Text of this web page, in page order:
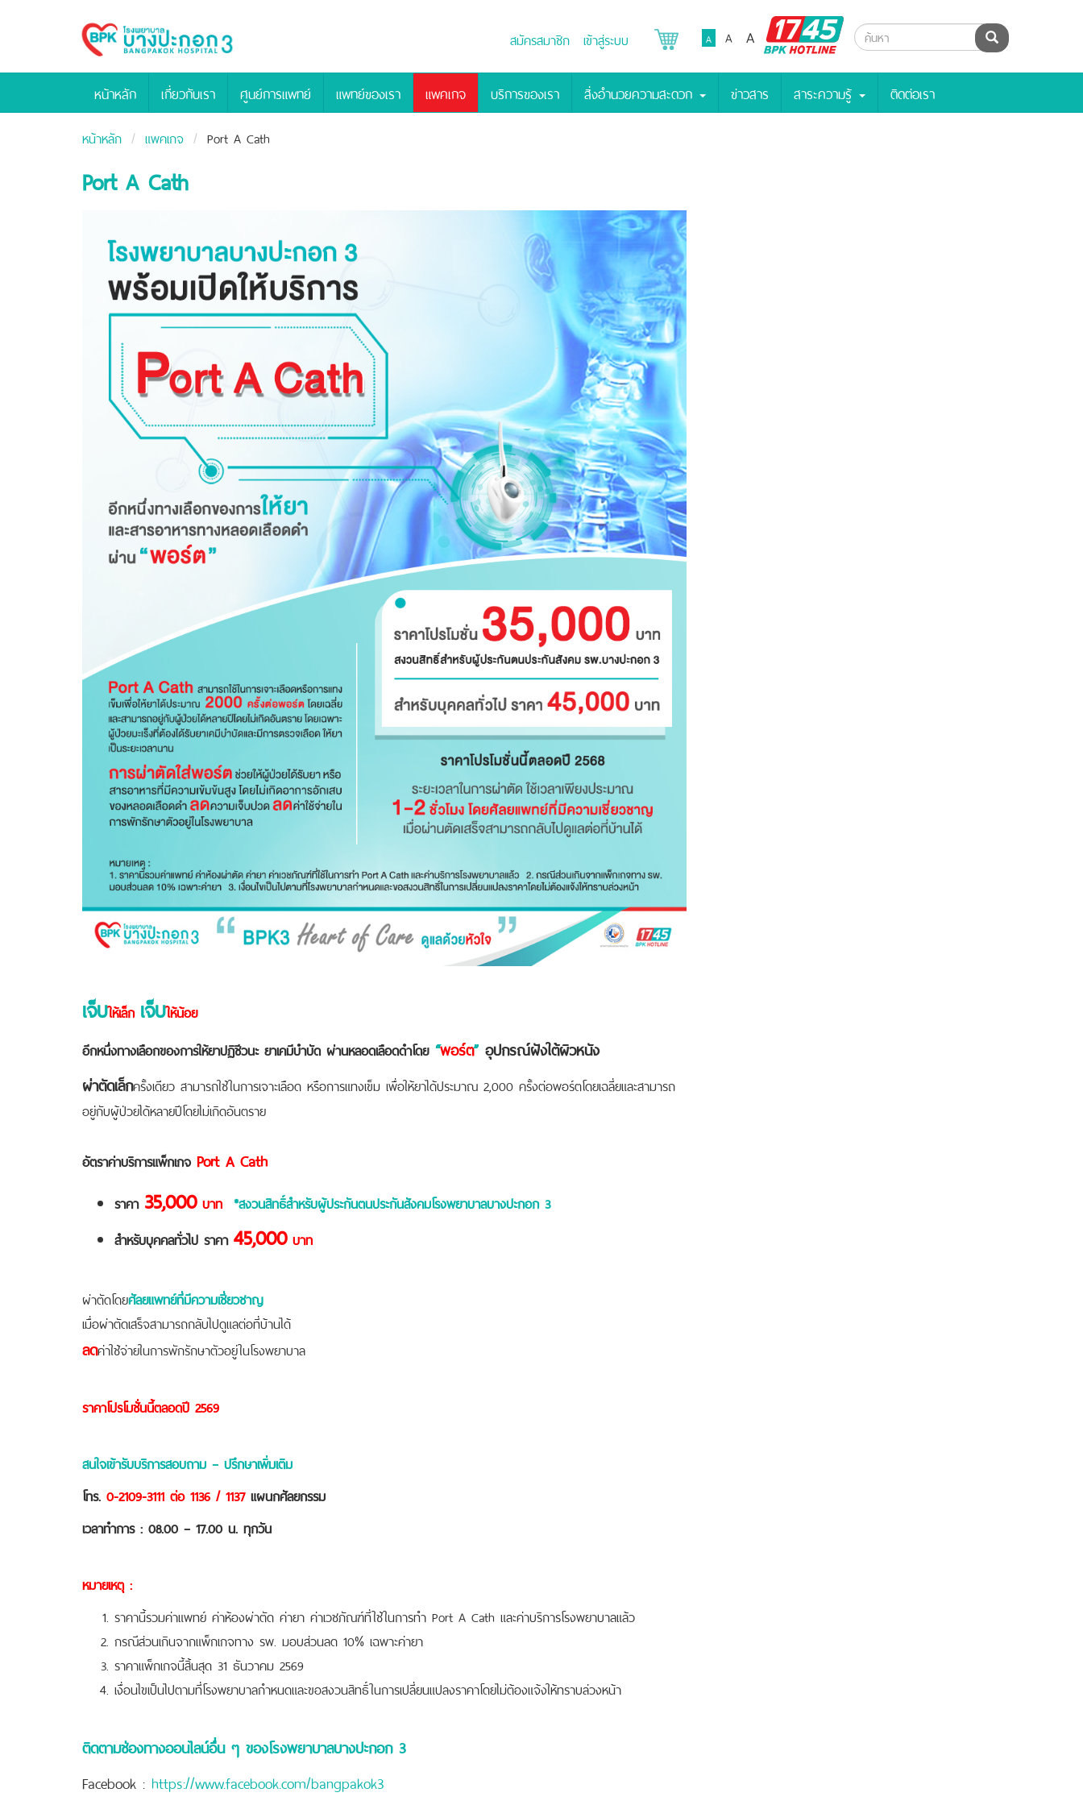
Bangpakok
Hospital
สมัครสมาชิก เข้าสู่ระบบ A A A
BPK
Hotline
ค้นหา
หน้าหลัก เกี่ยวกับเรา ศูนย์การแพทย์ แพทย์ของเรา แพคเกจ บริการของเรา สิ่งอำนวยความสะดวก ข่าวสาร สาระความรู้ ติดต่อเรา
หน้าหลัก แพคเกจ Port A Cath
Port A Cath
เจ็บให้เล็ก เจ็บให้น้อย
อีกหนึ่งทางเลือกของการให้ยาปฏิชีวนะ ยาเคมีบำบัด ผ่านหลอดเลือดดำโดย “พอร์ต” อุปกรณ์ฝังใต้ผิวหนัง
ผ่าตัดเล็กครั้งเดียว สามารถใช้ในการเจาะเลือด หรือการแทงเข็ม เพื่อให้ยาได้ประมาณ 2,000 ครั้งต่อพอร์ตโดยเฉลี่ยและสามารถ
อยู่กับผู้ป่วยได้หลายปีโดยไม่เกิดอันตราย
อัตราค่าบริการแพ็กเกจ Port A Cath
ราคา 35,000บาท *สงวนสิทธิ์สำหรับผู้ประกันตนประกันสังคมโรงพยาบาลบางปะกอก 3
สำหรับบุคคลทั่วไป ราคา 45,000 บาท
ผ่าตัดโดยศัลยแพทย์ที่มีความเชี่ยวชาญ
เมื่อผ่าตัดเสร็จสามารถกลับไปดูแลต่อที่บ้านได้
ลดค่าใช้จ่ายในการพักรักษาตัวอยู่ในโรงพยาบาล
ราคาโปรโมชั่นนี้ตลอดปี 2569
สนใจเข้ารับบริการสอบถาม – ปรึกษาเพิ่มเติม
โทร. 0-2109-3111 ต่อ 1136 / 1137แผนกศัลยกรรม
เวลาทำการ : 08.00 – 17.00 น. ทุกวัน
หมายเหตุ :
ราคานี้รวมค่าแพทย์ ค่าห้องผ่าตัด ค่ายา ค่าเวชภัณฑ์ที่ใช้ในการทำ Port A Cath และค่าบริการโรงพยาบาลแล้ว
กรณีส่วนเกินจากแพ็กเกจทาง รพ. มอบส่วนลด 10% เฉพาะค่ายา
ราคาแพ็กเกจนี้สิ้นสุด 31 ธันวาคม 2569
เงื่อนไขเป็นไปตามที่โรงพยาบาลกำหนดและขอสงวนสิทธิ์ในการเปลี่ยนแปลงราคาโดยไม่ต้องแจ้งให้ทราบล่วงหน้า
ติดตามช่องทางออนไลน์อื่น ๆ ของโรงพยาบาลบางปะกอก 3
Facebook : https://www.facebook.com/bangpakok3